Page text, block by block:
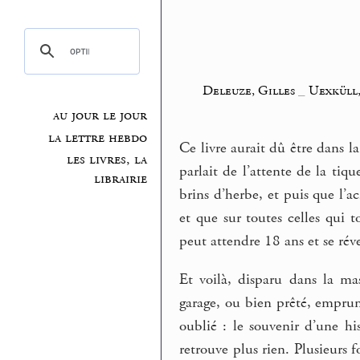
au jour le jour
la lettre hebdo
les livres, la
librairie
Deleuze, Gilles
Ce livre aurait dû être dans
parlait de l’attente de la
brins d’herbe, et puis que
et que sur toutes celles qui
peut attendre 18 ans et se
Et voilà, disparu dans la
garage, ou bien prêté,
oublié : le souvenir d’une
retrouve plus rien. Plusieurs